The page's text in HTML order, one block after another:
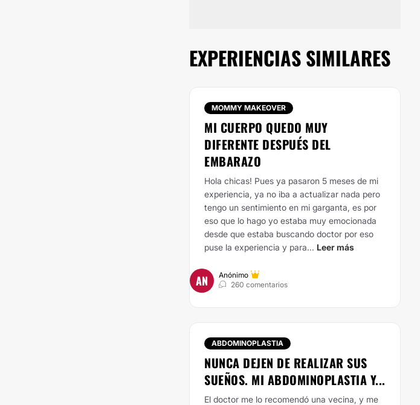
EXPERIENCIAS SIMILARES
MOMMY MAKEOVER
MI CUERPO QUEDO MUY
DIFERENTE DESPUÉS DEL
EMBARAZO
Hola chicas! Pues ya pasaron 5 meses de mi
experiencia, ya no iba a actualizar nada pero
tengo un sentimiento en mi garganta, es por
eso que lo hago yo estaba muy emocionada
desde que estaba buscando doctor por eso
puse la experiencia y para... Leer más
AN
Anónimo
260 comentarios
ABDOMINOPLASTIA
NUNCA DEJEN DE REALIZAR SUS
SUEÑOS. MI ABDOMINOPLASTIA Y...
El doctor me lo recomendó una vecina, y me